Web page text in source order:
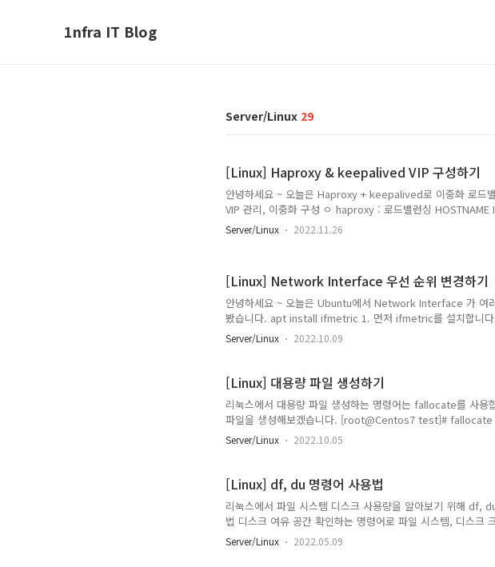
1nfra IT Blog
Server/Linux 29
[Linux] Haproxy & keepalived VIP 구성하기
안녕하세요 ~ 오늘은 Haproxy + keepalived로 이중화 로드
VIP 관리, 이중화 구성 ㅇ haproxy : 로드밸런싱
haproxy Master,Backup Haproxy_Master 192.168.1.201
192.168.1.202 80 keepalived+haproxy Web_Master
Server/Linux 2022.11.26
[Linux] Network Interface 우선 순위 변경하기
안녕하세요 ~ 오늘은 Ubuntu에서 Network Interface 가 여
봤습니다. apt install ifmetric 1. 먼저 ifmetric를 설치합
table Destination Gateway Genmask Flags Metric Ref
ens160 0.0.0.0 192.168.100.1 0.0.0.0 UG 50 0 0 ens192
Server/Linux 2022.10.09
[Linux] 대용량 파일 생성하기
리눅스에서 대용량 파일 생성하는 명령어는 fallocate를 사
파일을 생성해보겠습니다. [root@Centos7 test]#
test.txt -rw-r--r--. 1 root root 100 Feb 5 08:37 test.txt 다
[root@Centos7 test]# fallocate -l 10G test.txt
Server/Linux 2022.10.05
[Linux] df, du 명령어 사용법
리눅스에서 파일 시스템 디스크 사용량을 알아보기 위해 df,
법 디스크 여유 공간 확인하는 명령어로 파일 시스템, 디스크
점 순으로 나타납니다. 이렇게 보면 용량이 눈에 잘 보이지 않
M/G/T 익숙한 단위로 보이게 됩니다. df가 디스크의 사용률
Server/Linux 2022.05.09